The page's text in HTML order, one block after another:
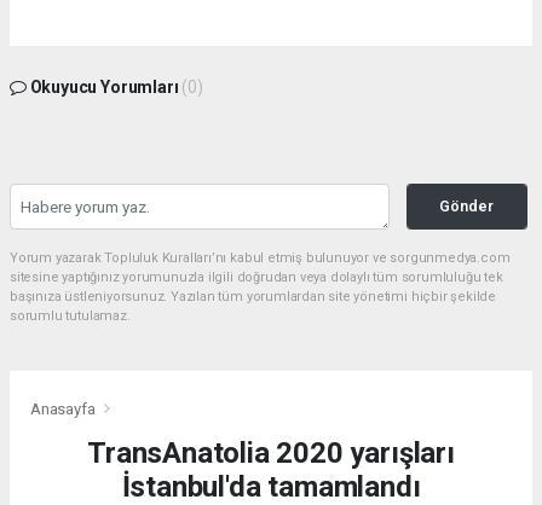
Okuyucu Yorumları (0)
Gönder
Yorum yazarak Topluluk Kuralları’nı kabul etmiş bulunuyor ve sorgunmedya.com
sitesine yaptığınız yorumunuzla ilgili doğrudan veya dolaylı tüm sorumluluğu tek
başınıza üstleniyorsunuz. Yazılan tüm yorumlardan site yönetimi hiçbir şekilde
sorumlu tutulamaz.
Anasayfa
TransAnatolia 2020 yarışları
İstanbul'da tamamlandı